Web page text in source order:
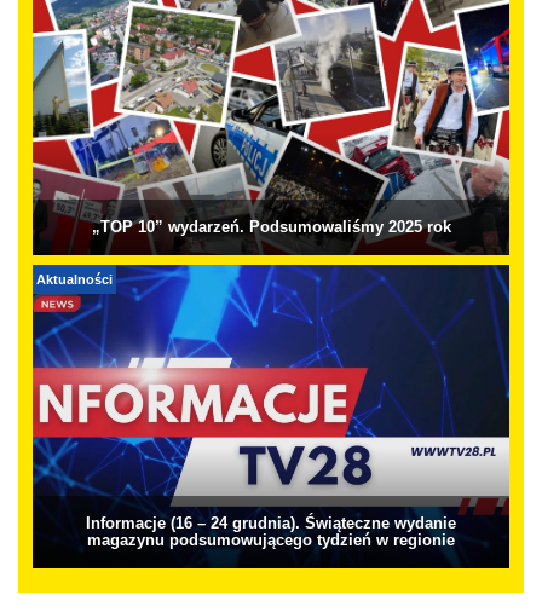
„TOP 10” wydarzeń. Podsumowaliśmy 2025 rok
Aktualności
Informacje (16 – 24 grudnia). Świąteczne wydanie
magazynu podsumowującego tydzień w regionie